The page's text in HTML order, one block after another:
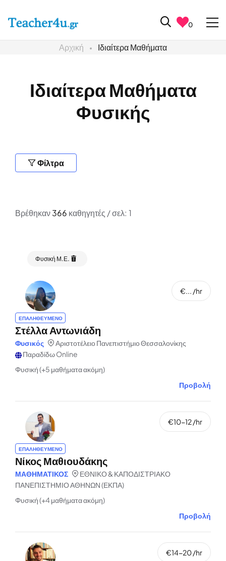
0
Αρχική Ιδιαίτερα Μαθήματα
Ιδιαίτερα Μαθήματα
Φυσικής
Φίλτρα
Βρέθηκαν366 καθηγητές / σελ: 1
Φυσική Μ.Ε.
ΕΠΑΛΗΘΕΥΜΕΝΟ
Στέλλα Αντωνιάδη
Φυσικός
Αριστοτέλειο Πανεπιστήμιο Θεσσαλονίκης
Παραδίδω Online
Φυσική (+5 μαθήματα ακόμη)
Προβολή
€... /hr
ΕΠΑΛΗΘΕΥΜΕΝΟ
Νίκος Μαθιουδάκης
ΜΑΘΗΜΑΤΙΚΟΣ
ΕΘΝΙΚΟ & ΚΑΠΟΔΙΣΤΡΙΑΚΟ
ΠΑΝΕΠΙΣΤΗΜΙΟ ΑΘΗΝΩΝ (ΕΚΠΑ)
Φυσική (+4 μαθήματα ακόμη)
Προβολή
€10-12 /hr
€14-20 /hr